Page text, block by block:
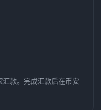
款。完成汇款后在币安